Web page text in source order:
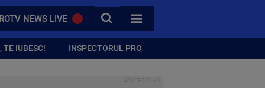
NEWS LIVE CAUTA
TOATE CATEGORIILE
TE IUBESC! INSPECTORUL PRO